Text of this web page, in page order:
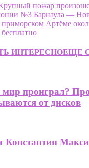
пожар
№3 Барнаула —
Артёме
ИНТЕРЕСНОЕЩЕ
проиграл?
от дисков
Константин